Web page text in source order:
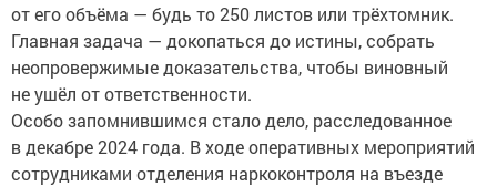
от его объёма — будь то 250 листов или трёхтомник.
Главная задача — докопаться до истины, собрать
неопровержимые доказательства, чтобы виновный
не ушёл от ответственности.
Особо запомнившимся стало дело, расследованное
в декабре 2024 года. В ходе оперативных мероприятий
сотрудниками отделения наркоконтроля на въезде